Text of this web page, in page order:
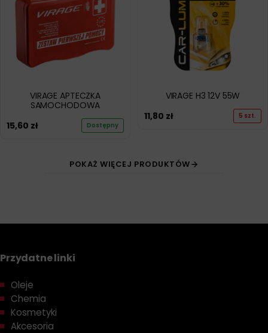
VIRAGE APTECZKA
SAMOCHODOWA
15,60 zł Dostępny
VIRAGE H3 12V 55W
11,80 zł 5 szt.
POKAŻ WIĘCEJ PRODUKTÓW
Przydatne linki
Oleje
Chemia
Kosmetyki
Akcesoria